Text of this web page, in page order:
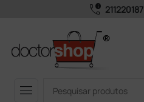
call_quality 211220187
menu